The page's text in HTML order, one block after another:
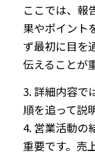
ここでは、報
果やポイント
ず最初に目を
伝えることが
3. 詳細内容で
順を追って説
4. 営業活動の
重要です。売